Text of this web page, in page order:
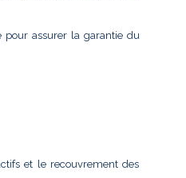
pour assurer la garantie du
et le recouvrement des